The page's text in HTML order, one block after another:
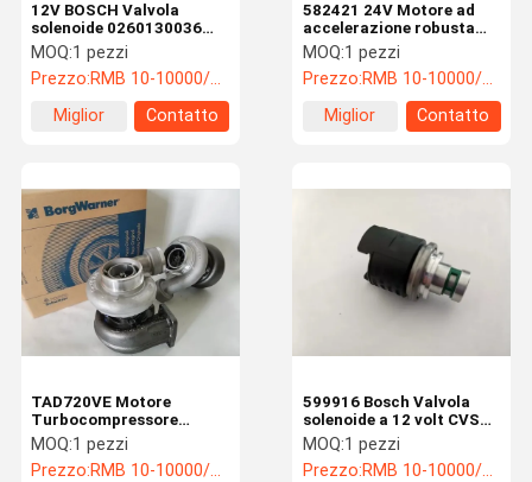
12V BOSCH Valvola
solenoide 0260130036
15TE17312 Costruzione
durevole
MOQ:1 pezzi
Prezzo:RMB 10-10000/PC
Miglior
Contatto
582421 24V Motore ad
accelerazione robusta
Cvs Ferrari Ricambi
resistenti alla corrosione
MOQ:1 pezzi
Prezzo:RMB 10-10000/PC
Miglior
Contatto
TAD720VE Motore
Turbocompressore
582235 Reach Stacker
Parti avanzate
MOQ:1 pezzi
Prezzo:RMB 10-10000/PC
599916 Bosch Valvola
solenoide a 12 volt CVS
Ferrari Reach Stacker
Parti
MOQ:1 pezzi
Prezzo:RMB 10-10000/PC